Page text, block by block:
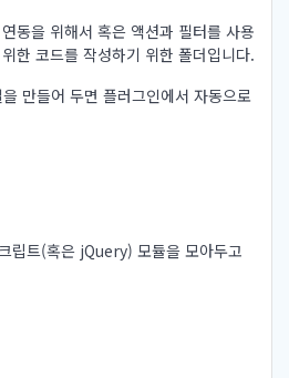
동을 위해서 혹은 액션과 필터를 사용
한 코드를 작성하기 위한 폴더입니다.
만들어 두면 플러그인에서 자동으로
립트(혹은 jQuery) 모듈을 모아두고